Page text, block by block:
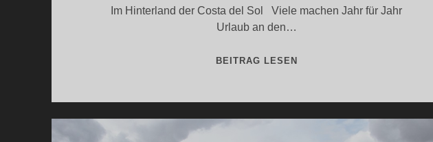
Im Hinterland der Costa del Sol Viele machen Jahr für Jahr
Urlaub an den…
BEITRAG LESEN